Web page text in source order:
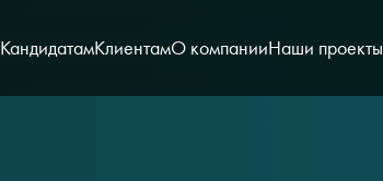
КандидатамКлиентамО компанииНаши проекты